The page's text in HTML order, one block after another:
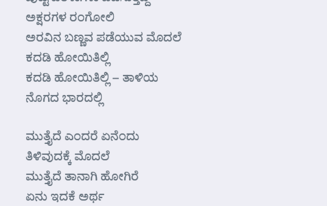
ಅಕ್ಷರಗಳ ರಂಗೋಲಿ
ಅರವಿನ ಬಣ್ಣವ ಪಡೆಯುವ ಮೊದಲೆ
ಕದಡಿ ಹೋಯಿತಿಲ್ಲಿ
ಕದಡಿ ಹೋಯಿತಿಲ್ಲಿ – ತಾಳಿಯ
ನೊಗದ ಭಾರದಲ್ಲಿ
ಮುತ್ತೈದೆ ಎಂದರೆ ಏನೆಂದು
ತಿಳಿವುದಕ್ಕೆ ಮೊದಲೆ
ಮುತ್ತೈದೆ ತಾನಾಗಿ ಹೋಗಿರೆ
ಏನು ಇದಕೆ ಅರ್ಥ